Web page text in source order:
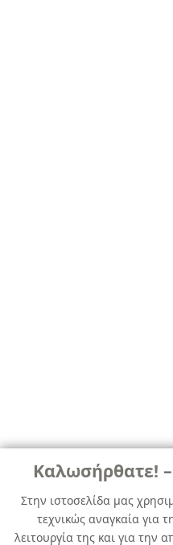
Καλωσήρθατε!
Στην ιστοσελίδα μας
τεχνικώς αναγκαία για
λειτουργία της και για την